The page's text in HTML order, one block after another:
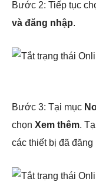
Bước 2: Tiếp tục
và đăng nhập.
Bước 3: Tại mục
chọn Xem thêm.
các thiết bị đã